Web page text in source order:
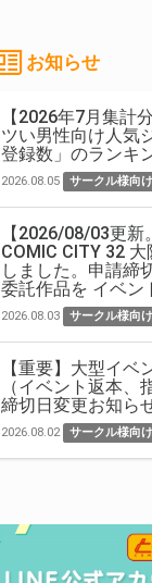
お知らせ
【2026年7月集計
ツい男性向け人気
登録数」のランキ
2026.08.05 サークル様向け
【2026/08/03更
COMIC CITY 32
しました。申請締
委託作品を イベン
2026.08.03 サークル様向け
【重要】大型イベ
（イベント返本
締切日変更お知ら
2026.08.02 サークル様向け